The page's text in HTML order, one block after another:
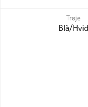
Trøje
Blå/Hvid